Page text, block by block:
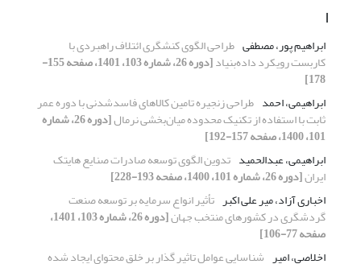
ا
ابراهیم پور، مصطفی طراحی الگوی کنشگری ائتلاف راهبردی با
کاربست رویکرد داده‌بنیاد [دوره 26، شماره 103، 1401، صفحه 155-
178]
ابراهیمی، احمد طراحی زنجیره تامین کالاهای فاسدشدنی با دوره عمر
ثابت با استفاده از تکنیک محدوده میان‌بخشی نرمال [دوره 26، شماره
101، 1400، صفحه 157-192]
ابراهیمی، عبدالحمید تدوین الگوی توسعه صادرات صنایع هایتک
ایران[دوره 26، شماره 101، 1400، صفحه 193-228]
اخباری آزاد، میر علی اکبر تأثیر انواع سرمایه بر توسعه صنعت
گردشگری در کشورهای منتخب جهان [دوره 26، شماره 103، 1401،
صفحه 77-106]
اخلاصی، امیر شناسایی عوامل تاثیر گذار بر خلق محتوای ایجاد شده